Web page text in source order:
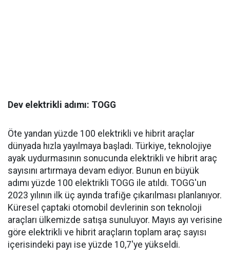
Dev elektrikli adımı: TOGG
Öte yandan yüzde 100 elektrikli ve hibrit araçlar
dünyada hızla yayılmaya başladı. Türkiye, teknolojiye
ayak uydurmasının sonucunda elektrikli ve hibrit araç
sayısını artırmaya devam ediyor. Bunun en büyük
adımı yüzde 100 elektrikli TOGG ile atıldı. TOGG'un
2023 yılının ilk üç ayında trafiğe çıkarılması planlanıyor.
Küresel çaptaki otomobil devlerinin son teknoloji
araçları ülkemizde satışa sunuluyor. Mayıs ayı verisine
göre elektrikli ve hibrit araçların toplam araç sayısı
içerisindeki payı ise yüzde 10,7'ye yükseldi.